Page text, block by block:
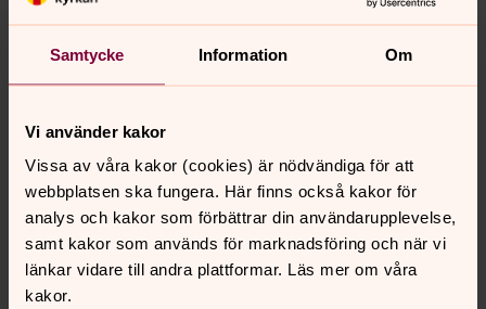
Samtycke Information Om
Vi använder kakor
Vissa av våra kakor (cookies) är nödvändiga för att
webbplatsen ska fungera. Här finns också kakor för
analys och kakor som förbättrar din användarupplevelse,
samt kakor som används för marknadsföring och när vi
länkar vidare till andra plattformar. Läs mer om våra
kakor.
Skagershults gamla kyrka till Tångeråsa
söndag 9 augusti 2026·09.00
Edsbergs församling
Samling kl 09 vid Tångeråsa kyrka för
Johan von Scheele oss i Skagershults gamla kyrka.
Vandringen är ca 10 km och går på Likvägen över
Skagerhultsmossen till Tångeråsa kyrka där vi
avslutar med mässa kl 14. Medtag matsäck! För
anmälan och mer information ta kontakt med Ann-